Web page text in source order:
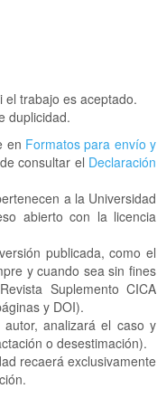
trabajo es aceptado.
duplicidad.
en Formatos para envío y
consultar el Declaración
a la Universidad
abierto con la licencia
publicada, como el
y cuando sea sin fines
Suplemento CICA
y DOI).
analizará el caso y
o desestimación).
recaerá exclusivamente